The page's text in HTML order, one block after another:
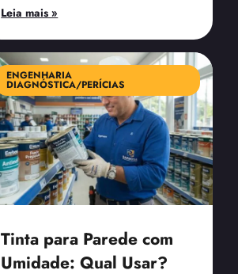
Leia mais »
ENGENHARIA
DIAGNÓSTICA/PERÍCIAS
Tinta para Parede com
Umidade: Qual Usar?